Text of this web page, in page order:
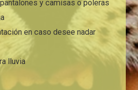
y camisas o poleras
en caso desee nadar
lluvia